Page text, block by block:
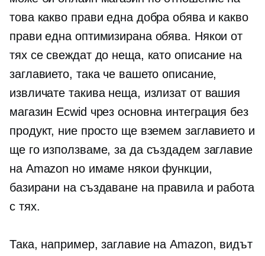
това какво прави една добра обява и какво
прави една оптимизирана обява. Някои от
тях се свеждат до неща, като описание на
заглавието, така че вашето описание,
извличате такива неща, излизат от вашия
магазин Ecwid чрез основна интеграция без
продукт, ние просто ще вземем заглавието и
ще го използваме, за да създадем заглавие
на Amazon но имаме някои функции,
базирани на създаване на правила и работа
с тях.
Така, например, заглавие на Amazon, видът